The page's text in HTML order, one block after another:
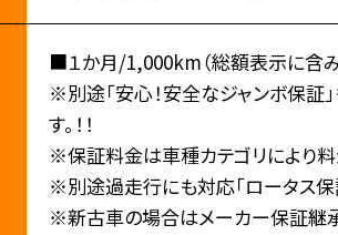
■１か月/1,000km（総額表示に含
※別途「安心！安全なジャンボ保証」
す。！！
※保証料金は車種カテゴリにより料
※別途過走行にも対応「ロータス保
※新古車の場合はメーカー保証継